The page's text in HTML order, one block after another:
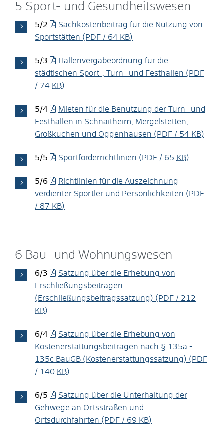
5 Sport- und Gesundheitswesen
5/2
Sachkostenbeitrag für die Nutzung von
Sportstätten (PDF / 64 KB)
5/3
Hallenvergabeordnung für die
städtischen Sport-, Turn- und Festhallen (PDF
/ 74 KB)
5/4
Mieten für die Benutzung der Turn- und
Festhallen in Schnaitheim, Mergelstetten,
Großkuchen und Oggenhausen (PDF / 54 KB)
5/5 Sportförderrichtlinien (PDF / 65 KB)
5/6
Richtlinien für die Auszeichnung
verdienter Sportler und Persönlichkeiten (PDF
/ 87 KB)
6 Bau- und Wohnungswesen
6/3
Satzung über die Erhebung von
Erschließungsbeiträgen
(Erschließungsbeitragssatzung) (PDF / 212
KB)
6/4
Satzung über die Erhebung von
Kostenerstattungsbeiträgen nach § 135a -
135c BauGB (Kostenerstattungssatzung) (PDF
/ 140 KB)
6/5
Satzung über die Unterhaltung der
Gehwege an Ortsstraßen und
Ortsdurchfahrten (PDF / 69 KB)